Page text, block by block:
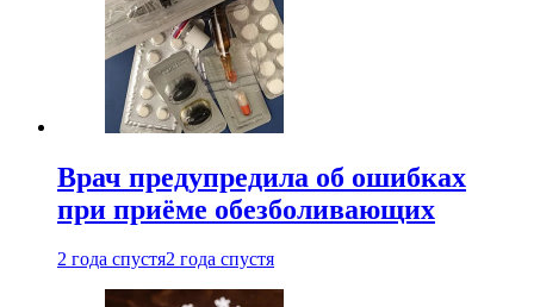
Врач предупредила об ошибках
при приëме обезболивающих
2 года спустя2 года спустя